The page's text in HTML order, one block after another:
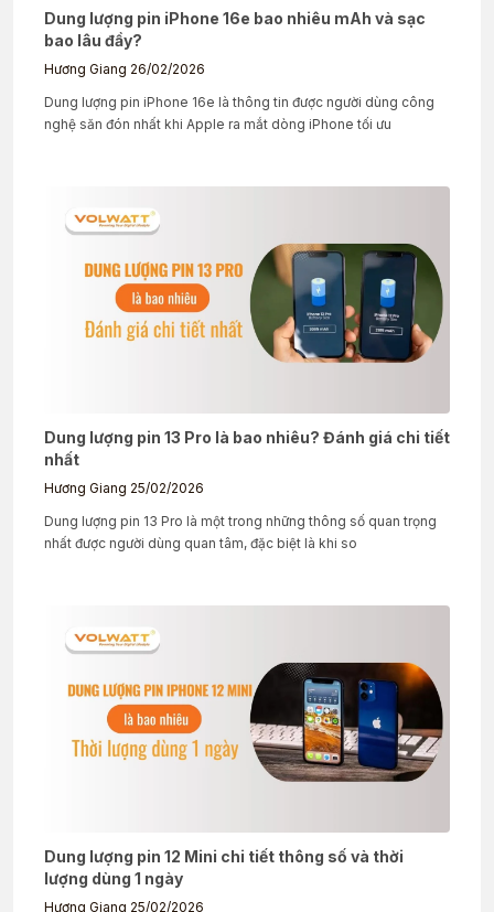
Dung lượng pin iPhone 16e bao nhiêu mAh và sạc
bao lâu đầy?
Hương Giang 26/02/2026
Dung lượng pin iPhone 16e là thông tin được người dùng công
nghệ săn đón nhất khi Apple ra mắt dòng iPhone tối ưu
Dung lượng pin 13 Pro là bao nhiêu? Đánh giá chi tiết
nhất
Hương Giang 25/02/2026
Dung lượng pin 13 Pro là một trong những thông số quan trọng
nhất được người dùng quan tâm, đặc biệt là khi so
Dung lượng pin 12 Mini chi tiết thông số và thời
lượng dùng 1 ngày
Hương Giang 25/02/2026